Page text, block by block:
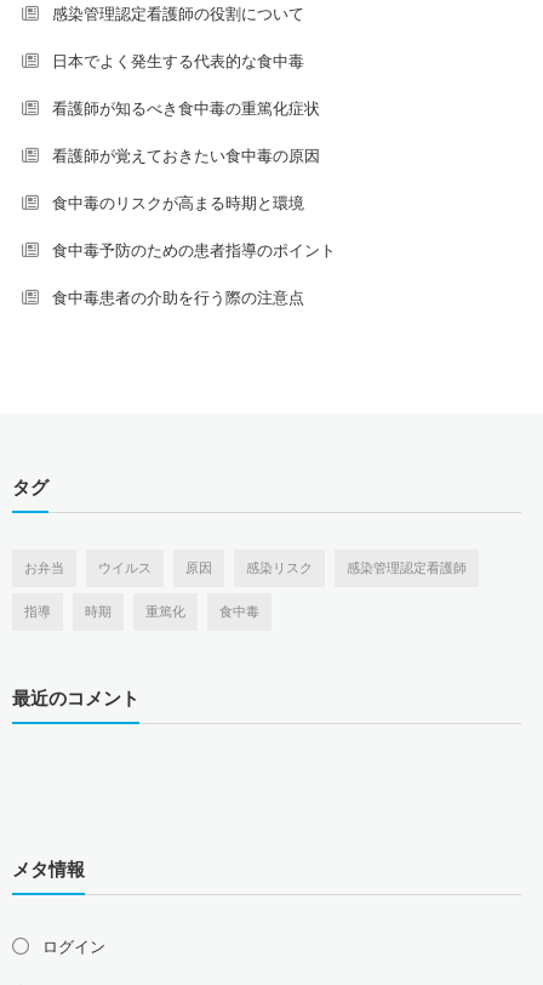
感染管理認定看護師の役割について
日本でよく発生する代表的な食中毒
看護師が知るべき食中毒の重篤化症状
看護師が覚えておきたい食中毒の原因
食中毒のリスクが高まる時期と環境
食中毒予防のための患者指導のポイント
食中毒患者の介助を行う際の注意点
タグ
お弁当 ウイルス 原因 感染リスク 感染管理認定看護師
指導 時期 重篤化 食中毒
最近のコメント
メタ情報
ログイン